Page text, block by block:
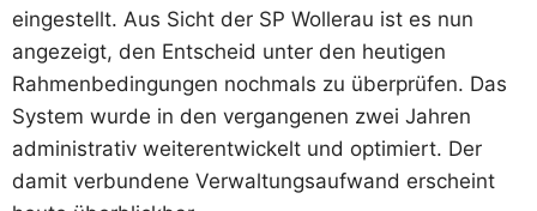
eingestellt. Aus Sicht der SP Wollerau ist es nun
angezeigt, den Entscheid unter den heutigen
Rahmenbedingungen nochmals zu überprüfen. Das
System wurde in den vergangenen zwei Jahren
administrativ weiterentwickelt und optimiert. Der
damit verbundene Verwaltungsaufwand erscheint